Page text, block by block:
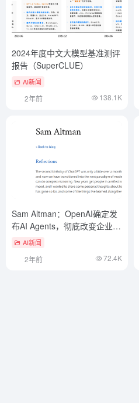
2024年度中文大模型基准测评
报告（SuperCLUE）
AI新闻
2年前 138.1K
Sam Altman：OpenAI确定发
布AI Agents，彻底改变企业效
率 AI新闻
2年前 72.4K